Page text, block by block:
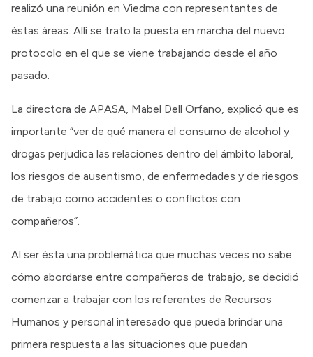
realizó una reunión en Viedma con representantes de
éstas áreas. Allí se trato la puesta en marcha del nuevo
protocolo en el que se viene trabajando desde el año
pasado.
La directora de APASA, Mabel Dell Orfano, explicó que es
importante “ver de qué manera el consumo de alcohol y
drogas perjudica las relaciones dentro del ámbito laboral,
los riesgos de ausentismo, de enfermedades y de riesgos
de trabajo como accidentes o conflictos con
compañeros”.
Al ser ésta una problemática que muchas veces no sabe
cómo abordarse entre compañeros de trabajo, se decidió
comenzar a trabajar con los referentes de Recursos
Humanos y personal interesado que pueda brindar una
primera respuesta a las situaciones que puedan